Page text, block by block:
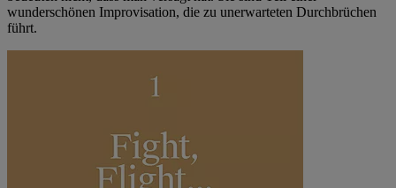
wunderschönen Improvisation, die zu unerwarteten Durchbrüchen
führt.